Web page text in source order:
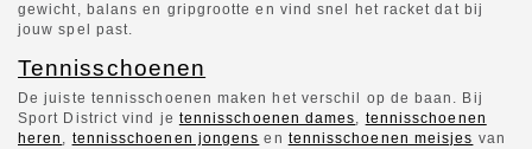
gewicht, balans en gripgrootte en vind snel het racket dat bij
jouw spel past.
Tennisschoenen
De juiste tennisschoenen maken het verschil op de baan. Bij
Sport District vind je tennisschoenen dames, tennisschoenen
heren , tennisschoenen jongens en tennisschoenen meisjes van